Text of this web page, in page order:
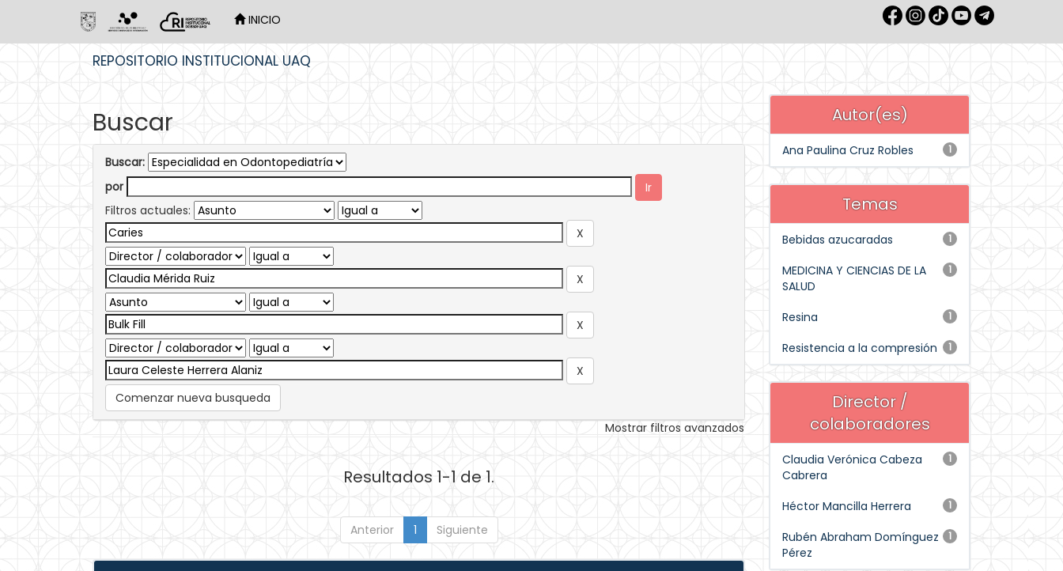
INICIO
REPOSITORIO INSTITUCIONAL UAQ
Buscar
Buscar:
por
Filtros actuales:
Comenzar nueva busqueda
Mostrar filtros avanzados
Resultados 1-1 de 1.
Anterior 1 Siguiente
Autor(es)
1
Ana Paulina Cruz Robles
Temas
1
Bebidas azucaradas
1
MEDICINA Y CIENCIAS DE LA
SALUD
1
Resina
1
Resistencia a la compresión
Director /
colaboradores
1
Claudia Verónica Cabeza
Cabrera
1
Héctor Mancilla Herrera
1
Rubén Abraham Domínguez
Pérez